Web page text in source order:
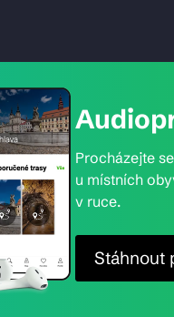
Procházejte
u místních
v ruce.
Stáhnout